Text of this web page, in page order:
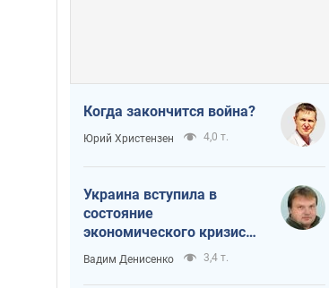
Когда закончится война?
Юрий Христензен 4,0 т.
Украина вступила в
состояние
экономического кризиса.
Есть ли свет в конце
туннеля?
Вадим Денисенко 3,4 т.